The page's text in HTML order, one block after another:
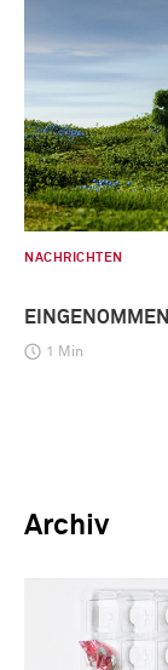
NACHRICHTEN
EINGENOMMEN
1 Min
Archiv